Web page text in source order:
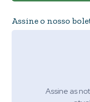
Assine o nosso
Assine as